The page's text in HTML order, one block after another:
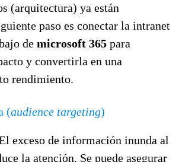
(arquitectura) ya están
paso es conectar la intranet
de microsoft 365 para
y convertirla en una
rendimiento.
(audience targeting)
exceso de información inunda al
la atención. Se puede asegurar